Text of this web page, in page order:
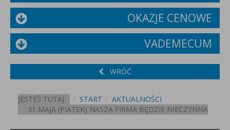
OKAZJE CENOWE
VADEMECUM
WRÓĆ
JESTEŚ TUTAJ: START
AKTUALNOŚCI
31 MAJA (PIATEK) NASZA FIRMA BĘDZIE NIECZYNNA